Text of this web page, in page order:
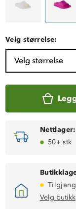
Velg størrelse:
Velg størrelse
Nettlager:
50+ stk
Velg butikk